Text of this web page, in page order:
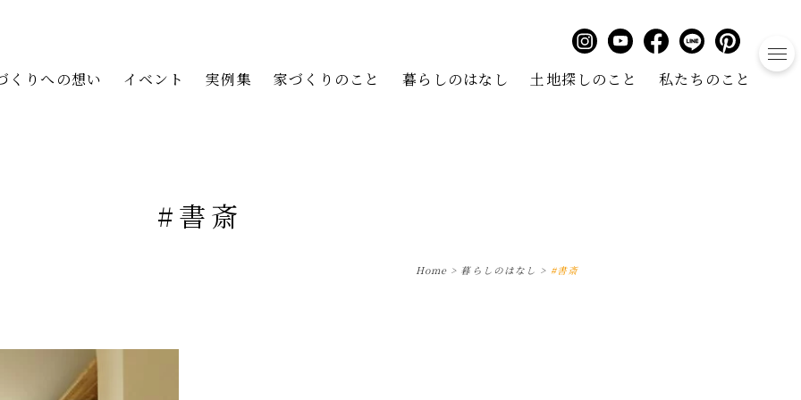
くりへの想い イベント 実例集 家づくりのこと 暮らしのはなし 土地探しのこと 私たちのこと
#書斎
Home > 暮らしのはなし > #書斎